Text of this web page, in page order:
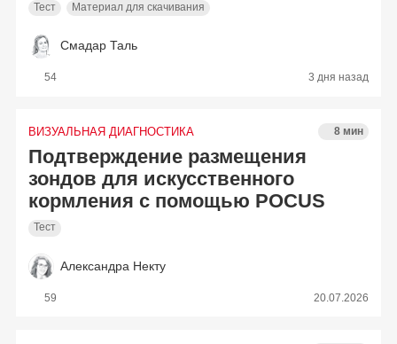
Тест Материал для скачивания
Смадар Таль
54 3 дня назад
ВИЗУАЛЬНАЯ ДИАГНОСТИКА 8 мин
Подтверждение размещения
зондов для искусственного
кормления с помощью POCUS
Тест
Александра Некту
59 20.07.2026